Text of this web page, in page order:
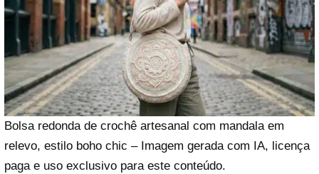
Bolsa redonda de crochê artesanal com mandala em
relevo, estilo boho chic – Imagem gerada com IA, licença
paga e uso exclusivo para este conteúdo.